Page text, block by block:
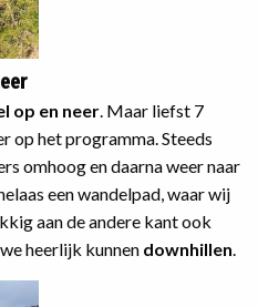
op en neer . Maar liefst 7
op het programma. Steeds
omhoog en daarna weer naar
een wandelpad, waar wij
aan de andere kant ook
heerlijk kunnen downhillen